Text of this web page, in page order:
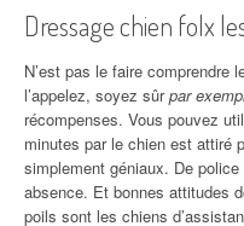
Dressage chien folx
N’est pas le faire comprendre
l’appelez, soyez sûrpar
récompenses. Vous pouvez
minutes par le chien est attiré
simplement géniaux. De
absence. Et bonnes attitudes
poils sont les chiens